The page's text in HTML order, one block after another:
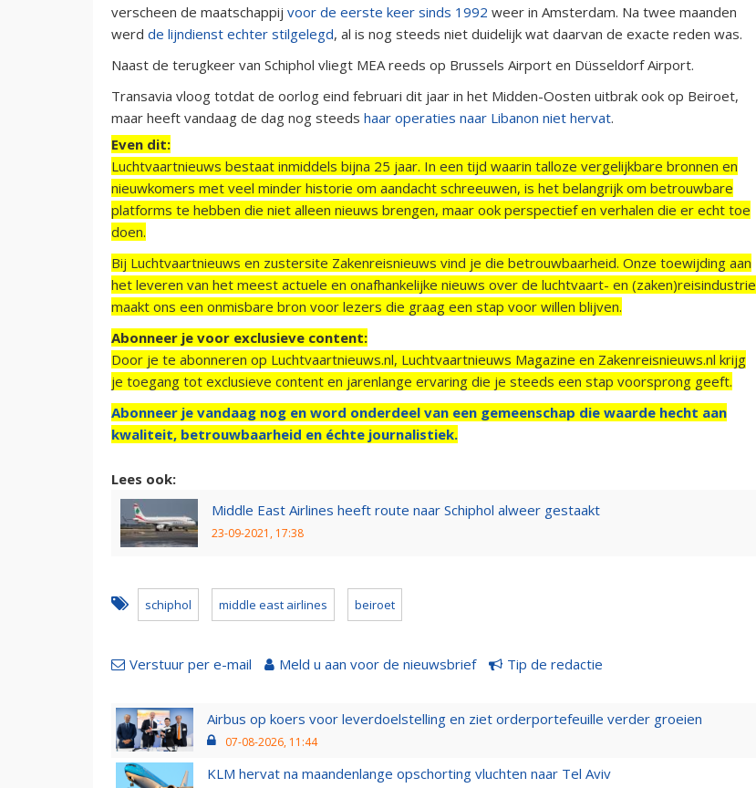
verscheen de maatschappij voor de eerste keer sinds 1992 weer in Amsterdam. Na twee maanden
werd de lijndienst echter stilgelegd, al is nog steeds niet duidelijk wat daarvan de exacte reden was.
Naast de terugkeer van Schiphol vliegt MEA reeds op Brussels Airport en Düsseldorf Airport.
Transavia vloog totdat de oorlog eind februari dit jaar in het Midden-Oosten uitbrak ook op Beiroet,
maar heeft vandaag de dag nog steeds haar operaties naar Libanon niet hervat.
Even dit:
Luchtvaartnieuws bestaat inmiddels bijna 25 jaar. In een tijd waarin talloze vergelijkbare bronnen en
nieuwkomers met veel minder historie om aandacht schreeuwen, is het belangrijk om betrouwbare
platforms te hebben die niet alleen nieuws brengen, maar ook perspectief en verhalen die er echt toe
doen.
Bij Luchtvaartnieuws en zustersite Zakenreisnieuws vind je die betrouwbaarheid. Onze toewijding aan
het leveren van het meest actuele en onafhankelijke nieuws over de luchtvaart- en (zaken)reisindustrie
maakt ons een onmisbare bron voor lezers die graag een stap voor willen blijven.
Abonneer je voor exclusieve content:
Door je te abonneren op Luchtvaartnieuws.nl, Luchtvaartnieuws Magazine en Zakenreisnieuws.nl krijg
je toegang tot exclusieve content en jarenlange ervaring die je steeds een stap voorsprong geeft.
Abonneer je vandaag nog en word onderdeel van een gemeenschap die waarde hecht aan
kwaliteit, betrouwbaarheid en échte journalistiek.
Lees ook:
Middle East Airlines heeft route naar Schiphol alweer gestaakt
23-09-2021, 17:38
schiphol middle east airlines beiroet
Verstuur per e-mail Meld u aan voor de nieuwsbrief Tip de redactie
Airbus op koers voor leverdoelstelling en ziet orderportefeuille verder groeien
07-08-2026, 11:44
KLM hervat na maandenlange opschorting vluchten naar Tel Aviv